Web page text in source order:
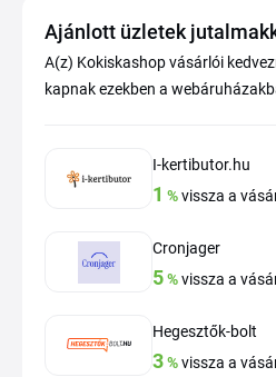
Ajánlott üzletek
A(z) Kokiskashop vásárlói
kapnak ezekben a
I-kertibutor.hu
1 %vissza a
Cronjager
5%vissza a
Hegesztők-bolt
3%vissza a